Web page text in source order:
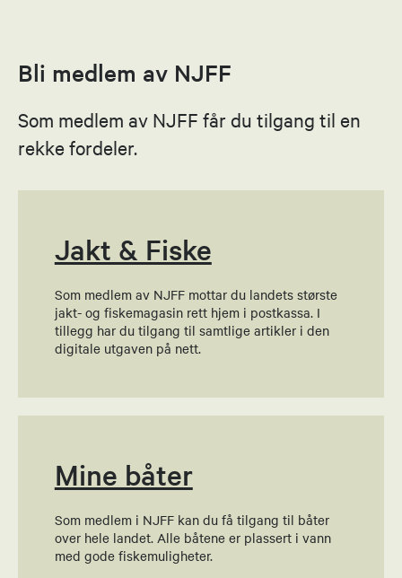
Send epost
Aksel Smuk Bakke
Send epost
Marte Lie Bøvre
Sekretær
Send epost
Christina Hylland Fausk
91576035
Send epost
Bli medlem av NJFF
Som medlem av NJFF får du tilgang til en
rekke fordeler.
Jakt & Fiske
Som medlem av NJFF mottar du landets største
jakt- og fiskemagasin rett hjem i postkassa. I
tillegg har du tilgang til samtlige artikler i den
digitale utgaven på nett.
Mine båter
Som medlem i NJFF kan du få tilgang til båter
over hele landet. Alle båtene er plassert i vann
med gode fiskemuligheter.